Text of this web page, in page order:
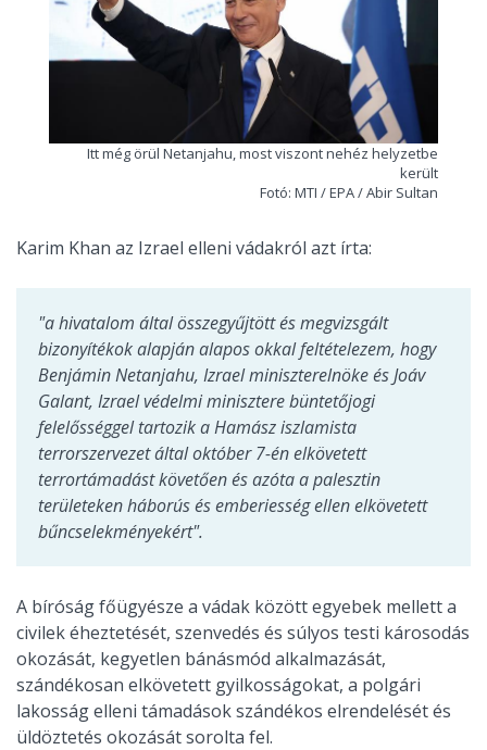
Itt még örül Netanjahu, most viszont nehéz helyzetbe
került
Fotó: MTI / EPA / Abir Sultan
Karim Khan az Izrael elleni vádakról azt írta:
"a hivatalom által összegyűjtött és megvizsgált
bizonyítékok alapján alapos okkal feltételezem, hogy
Benjámin Netanjahu, Izrael miniszterelnöke és Joáv
Galant, Izrael védelmi minisztere büntetőjogi
felelősséggel tartozik a Hamász iszlamista
terrorszervezet által október 7-én elkövetett
terrortámadást követően és azóta a palesztin
területeken háborús és emberiesség ellen elkövetett
bűncselekményekért".
A bíróság főügyésze a vádak között egyebek mellett a
civilek éheztetését, szenvedés és súlyos testi károsodás
okozását, kegyetlen bánásmód alkalmazását,
szándékosan elkövetett gyilkosságokat, a polgári
lakosság elleni támadások szándékos elrendelését és
üldöztetés okozását sorolta fel.